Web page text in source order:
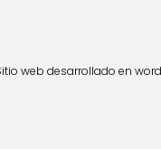
web desarrollado en